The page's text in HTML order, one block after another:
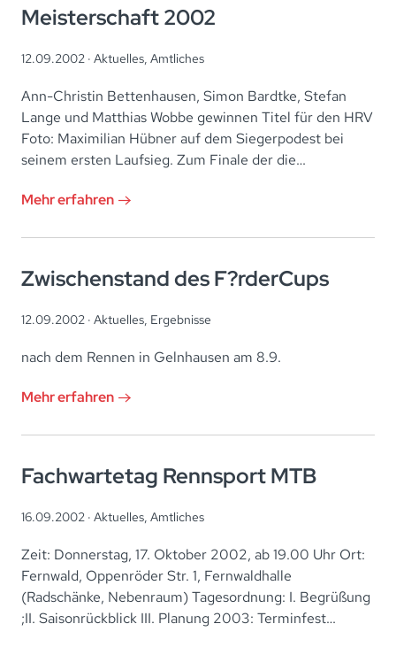
Meisterschaft 2002
12.09.2002 · Aktuelles Amtliches
Ann-Christin Bettenhausen, Simon Bardtke, Stefan
Lange und Matthias Wobbe gewinnen Titel für den HRV
Foto: Maximilian Hübner auf dem Siegerpodest bei
seinem ersten Laufsieg. Zum Finale der die…
Mehr erfahren
Zwischenstand des F?rderCups
12.09.2002 · Aktuelles, Ergebnisse
nach dem Rennen in Gelnhausen am 8.9.
Mehr erfahren
Fachwartetag Rennsport MTB
16.09.2002 · Aktuelles, Amtliches
Zeit: Donnerstag, 17. Oktober 2002, ab 19.00 Uhr Ort:
Fernwald, Oppenröder Str. 1, Fernwaldhalle
(Radschänke, Nebenraum) Tagesordnung: I. Begrüßung
;II. Saisonrückblick III. Planung 2003: Terminfest…